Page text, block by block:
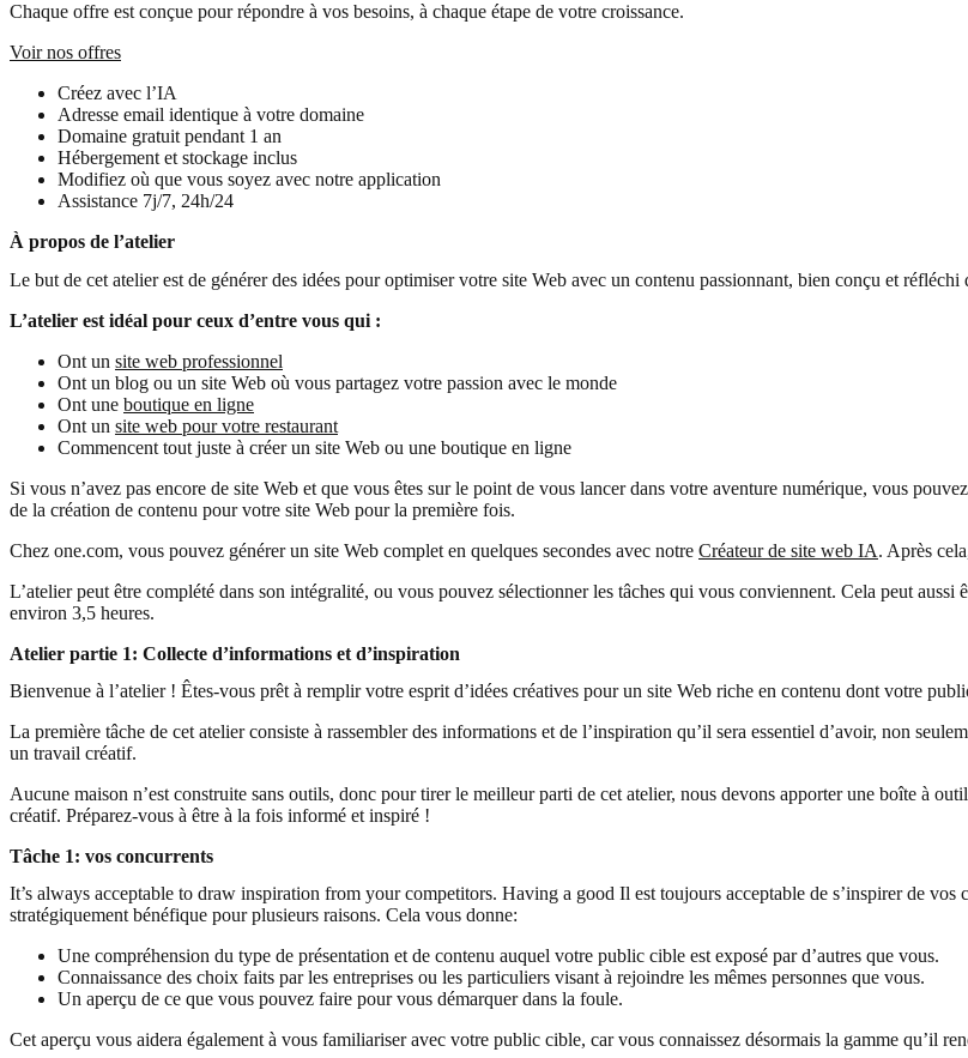
Chaque offre est conçue pour répondre à vos besoins, à chaque étape de votre croissance.
Voir nos offres
Créez avec l’IA
Adresse email identique à votre domaine
Domaine gratuit pendant 1 an
Hébergement et stockage inclus
Modifiez où que vous soyez avec notre application
Assistance 7j/7, 24h/24
À propos de l’atelier
Le but de cet atelier est de générer des idées pour optimiser votre site Web avec un contenu passionnant, bien conçu et réfléchi
L’atelier est idéal pour ceux d’entre vous qui :
Ont un site web professionnel
Ont un blog ou un site Web où vous partagez votre passion avec le monde
Ont une boutique en ligne
Ont un site web pour votre restaurant
Commencent tout juste à créer un site Web ou une boutique en ligne
Si vous n’avez pas encore de site Web et que vous êtes sur le point de vous lancer dans votre aventure numérique, vous
de la création de contenu pour votre site Web pour la première fois.
Chez one.com, vous pouvez générer un site Web complet en quelques secondes avec notre Créateur de site web IA. Après
L’atelier peut être complété dans son intégralité, ou vous pouvez sélectionner les tâches qui vous conviennent. Cela peut
environ 3,5 heures.
Atelier partie 1: Collecte d’informations et d’inspiration
Bienvenue à l’atelier ! Êtes-vous prêt à remplir votre esprit d’idées créatives pour un site Web riche en contenu dont votre
La première tâche de cet atelier consiste à rassembler des informations et de l’inspiration qu’il sera essentiel d’avoir, non
un travail créatif.
Aucune maison n’est construite sans outils, donc pour tirer le meilleur parti de cet atelier, nous devons apporter une boîte à
créatif. Préparez-vous à être à la fois informé et inspiré !
Tâche 1: vos concurrents
It’s always acceptable to draw inspiration from your competitors. Having a good Il est toujours acceptable de s’inspirer de vos
stratégiquement bénéfique pour plusieurs raisons. Cela vous donne:
Une compréhension du type de présentation et de contenu auquel votre public cible est exposé par d’autres que vous.
Connaissance des choix faits par les entreprises ou les particuliers visant à rejoindre les mêmes personnes que vous.
Un aperçu de ce que vous pouvez faire pour vous démarquer dans la foule.
Cet aperçu vous aidera également à vous familiariser avec votre public cible, car vous connaissez désormais la gamme qu’il